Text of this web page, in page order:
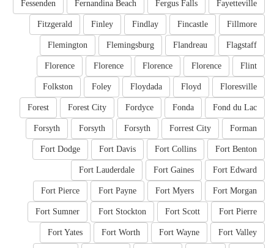
Fayetteville
Fergus Falls
Fernandina Beach
Fessenden
Fillmore
Fincastle
Findlay
Finley
Fitzgerald
Flagstaff
Flandreau
Flemingsburg
Flemington
Flint
Florence
Florence
Florence
Florence
Floresville
Floyd
Floydada
Foley
Folkston
Fond du Lac
Fonda
Fordyce
Forest City
Forest
Forman
Forrest City
Forsyth
Forsyth
Forsyth
Fort Benton
Fort Collins
Fort Davis
Fort Dodge
Fort Edward
Fort Gaines
Fort Lauderdale
Fort Morgan
Fort Myers
Fort Payne
Fort Pierce
Fort Pierre
Fort Scott
Fort Stockton
Fort Sumner
Fort Valley
Fort Wayne
Fort Worth
Fort Yates